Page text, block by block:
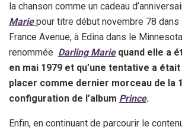
la chanson comme un cadeau
Mariepour titre début novembre 78
France Avenue, à Edina dans le
renommée Darling Mariequand elle a
en mai 1979 et qu’une tentative a
placer comme dernier morceau de la
configuration de l’album Prince.
Enfin, en continuant de parcourir le